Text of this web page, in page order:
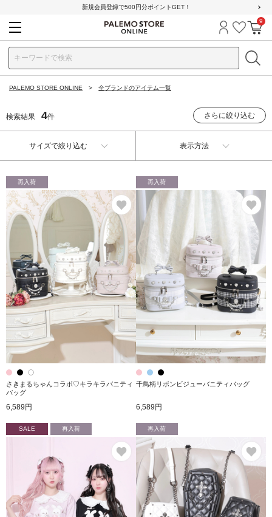
新規会員登録で500円分ポイントGET！
ログイン
お気に
カ
9
PALEMO STORE ONLINE 全ブランドのアイテム一覧
検索結果 4件 さらに絞り込む
サイズで絞り込む 表示方法
再入荷
お気に入り
さきまるちゃんコラボ♡キラキラバニティ
バッグ
6,589円
再入荷
千鳥柄リボンビジューバニティバッグ
6,589円
SALE 再入荷
お気に入り
再入荷